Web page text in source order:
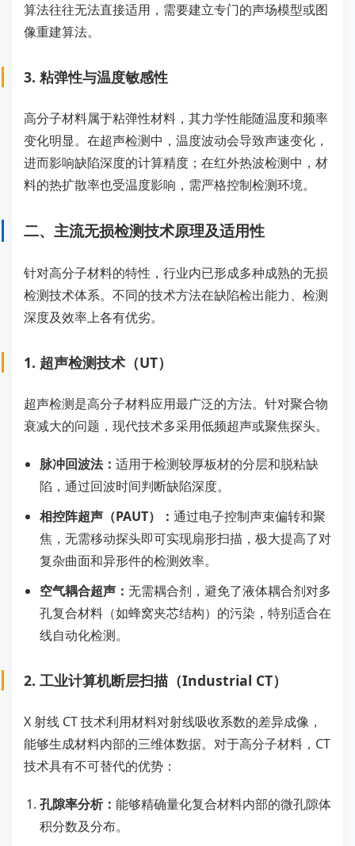
算法往往无法直接适用，需要建立专门的声场模型或图
像重建算法。
3. 粘弹性与温度敏感性
高分子材料属于粘弹性材料，其力学性能随温度和频率
变化明显。在超声检测中，温度波动会导致声速变化，
进而影响缺陷深度的计算精度；在红外热波检测中，材
料的热扩散率也受温度影响，需严格控制检测环境。
二、主流无损检测技术原理及适用性
针对高分子材料的特性，行业内已形成多种成熟的无损
检测技术体系。不同的技术方法在缺陷检出能力、检测
深度及效率上各有优劣。
1. 超声检测技术（UT）
超声检测是高分子材料应用最广泛的方法。针对聚合物
衰减大的问题，现代技术多采用低频超声或聚焦探头。
脉冲回波法： 适用于检测较厚板材的分层和脱粘缺
陷，通过回波时间判断缺陷深度。
相控阵超声（PAUT）： 通过电子控制声束偏转和聚
焦，无需移动探头即可实现扇形扫描，极大提高了对
复杂曲面和异形件的检测效率。
空气耦合超声： 无需耦合剂，避免了液体耦合剂对多
孔复合材料（如蜂窝夹芯结构）的污染，特别适合在
线自动化检测。
2. 工业计算机断层扫描（Industrial CT）
X 射线 CT 技术利用材料对射线吸收系数的差异成像，
能够生成材料内部的三维体数据。对于高分子材料，CT
技术具有不可替代的优势：
孔隙率分析： 能够精确量化复合材料内部的微孔隙体
积分数及分布。